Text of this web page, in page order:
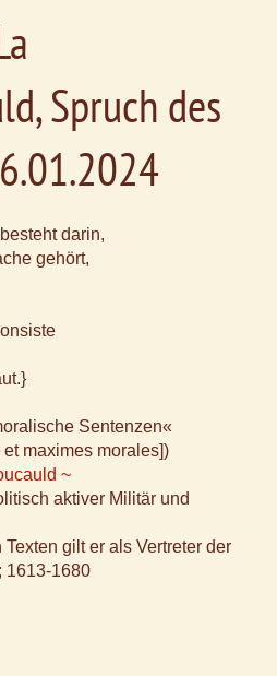
Spruch des
darin,
gehört,
Sentenzen«
maximes morales])
~
aktiver Militär und
gilt er als Vertreter der
1613-1680